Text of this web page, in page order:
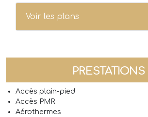
Voir les plans
PRESTATIONS
Accès plain-pied
Accès PMR
Aérothermes